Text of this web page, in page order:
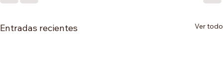
Entradas recientes Ver todo